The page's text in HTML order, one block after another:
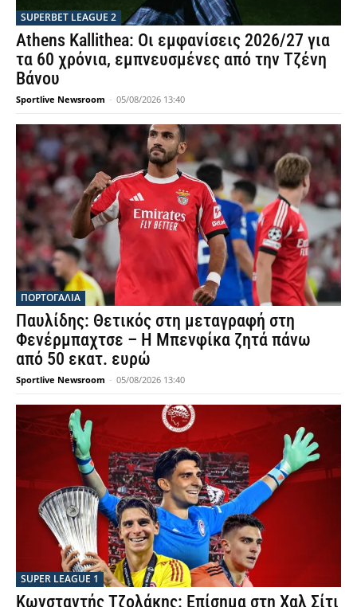
SUPERBET LEAGUE 2
Athens Kallithea: Οι εμφανίσεις 2026/27 για
τα 60 χρόνια, εμπνευσμένες από την Τζένη
Βάνου
Sportlive Newsroom - 05/08/2026 13:40
ΠΟΡΤΟΓΑΛΙΑ
Παυλίδης: Θετικός στη μεταγραφή στη
Φενέρμπαχτσε – Η Μπενφίκα ζητά πάνω
από 50 εκατ. ευρώ
Sportlive Newsroom - 05/08/2026 13:40
SUPER LEAGUE 1
Κωνσταντής Τζολάκης: Επίσημα στη Χαλ Σίτι